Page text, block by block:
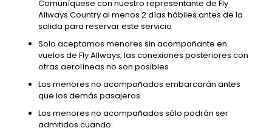
Comuníquese con nuestro representante de Fly
Allways Country al menos 2 días hábiles antes de la
salida para reservar este servicio
Solo aceptamos menores sin acompañante en
vuelos de Fly Allways; las conexiones posteriores con
otras aerolíneas no son posibles
Los menores no acompañados embarcarán antes
que los demás pasajeros
Los menores no acompañados sólo podrán ser
admitidos cuando: